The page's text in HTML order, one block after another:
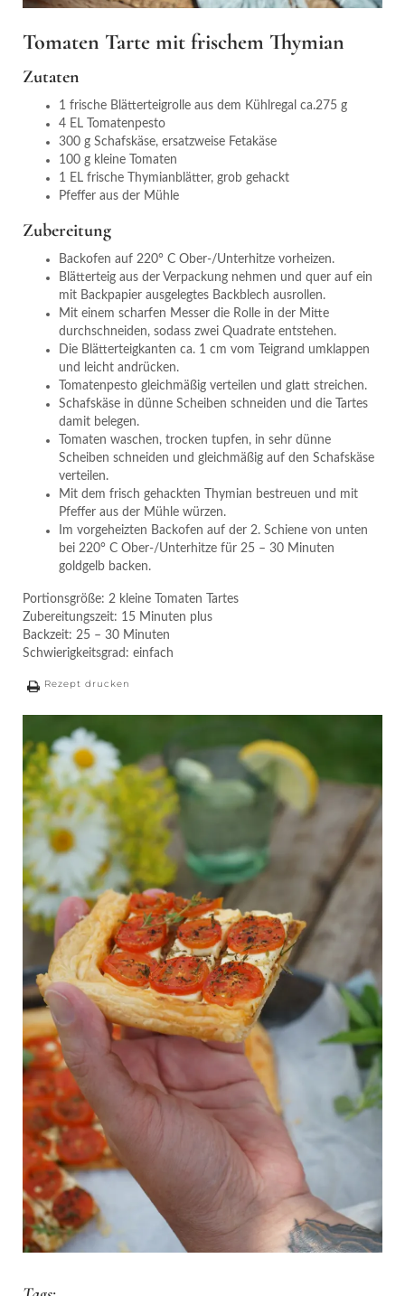
Tomaten Tarte mit frischem Thymian
Zutaten
1 frische Blätterteigrolle aus dem Kühlregal ca.275 g
4 EL Tomatenpesto
300 g Schafskäse, ersatzweise Fetakäse
100 g kleine Tomaten
1 EL frische Thymianblätter, grob gehackt
Pfeffer aus der Mühle
Zubereitung
Backofen auf 220° C Ober-/Unterhitze vorheizen.
Blätterteig aus der Verpackung nehmen und quer auf ein
mit Backpapier ausgelegtes Backblech ausrollen.
Mit einem scharfen Messer die Rolle in der Mitte
durchschneiden, sodass zwei Quadrate entstehen.
Die Blätterteigkanten ca. 1 cm vom Teigrand umklappen
und leicht andrücken.
Tomatenpesto gleichmäßig verteilen und glatt streichen.
Schafskäse in dünne Scheiben schneiden und die Tartes
damit belegen.
Tomaten waschen, trocken tupfen, in sehr dünne
Scheiben schneiden und gleichmäßig auf den Schafskäse
verteilen.
Mit dem frisch gehackten Thymian bestreuen und mit
Pfeffer aus der Mühle würzen.
Im vorgeheizten Backofen auf der 2. Schiene von unten
bei 220° C Ober-/Unterhitze für 25 – 30 Minuten
goldgelb backen.
Portionsgröße: 2 kleine Tomaten Tartes
Zubereitungszeit: 15 Minuten plus
Backzeit: 25 – 30 Minuten
Schwierigkeitsgrad: einfach
Rezept drucken